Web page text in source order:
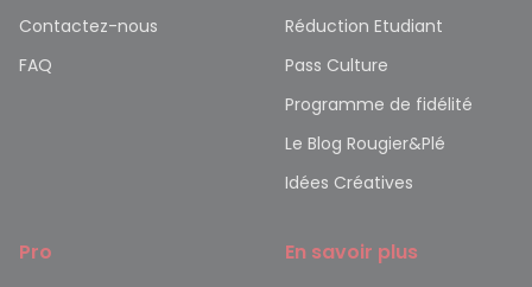
Contactez-nous
FAQ
Réduction Etudiant
Pass Culture
Programme de fidélité
Le Blog Rougier&Plé
Idées Créatives
Pro En savoir plus